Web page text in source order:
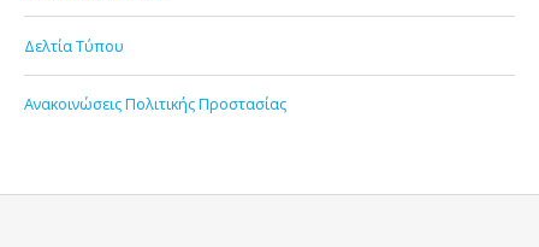
Δελτία Τύπου
Ανακοινώσεις Πολιτικής Προστασίας